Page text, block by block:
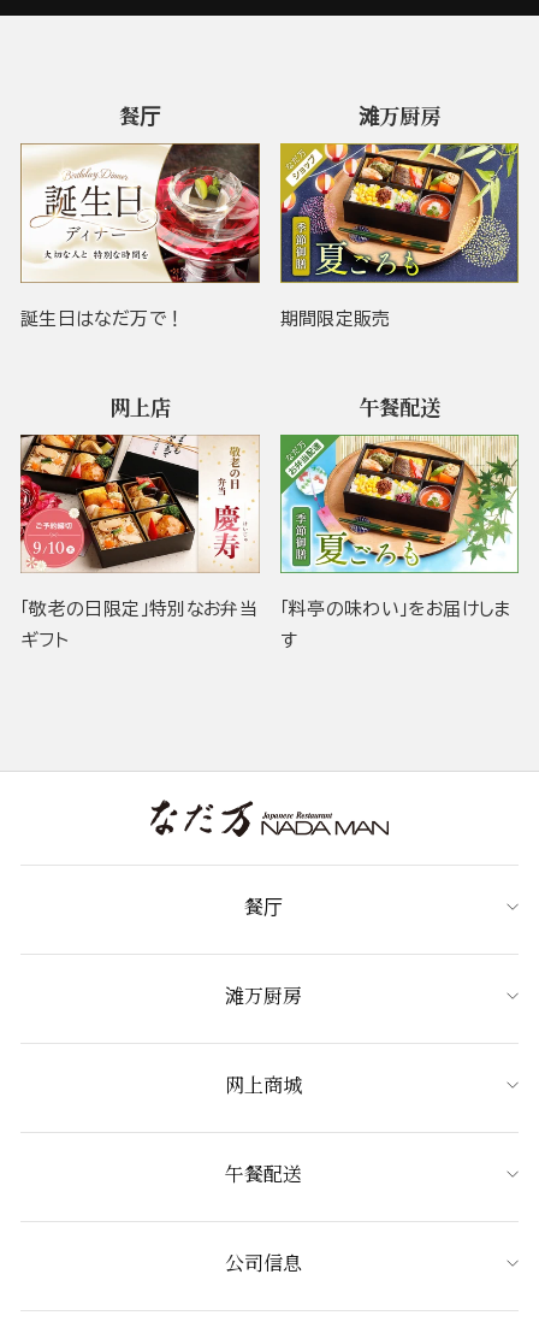
餐厅
誕生日はなだ万で！
滩万厨房
期間限定販売
网上店
「敬老の日限定」特別なお弁当
ギフト
午餐配送
「料亭の味わい」をお届けしま
す
餐厅
滩万厨房
网上商城
午餐配送
公司信息